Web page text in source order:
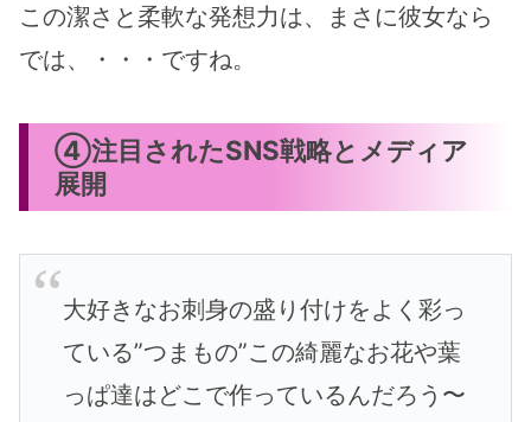
この潔さと柔軟な発想力は、まさに彼女なら
では、・・・ですね。
④注目されたSNS戦略とメディア
展開
大好きなお刺身の盛り付けをよく彩っ
ている”つまもの”この綺麗なお花や葉
っぱ達はどこで作っているんだろう〜